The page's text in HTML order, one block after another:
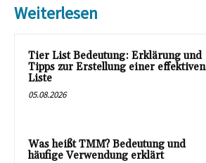
Weiterlesen
Tier List Bedeutung: Erklärung und
Tipps zur Erstellung einer effektiven
Liste
05.08.2026
Was heißt TMM? Bedeutung und
häufige Verwendung erklärt